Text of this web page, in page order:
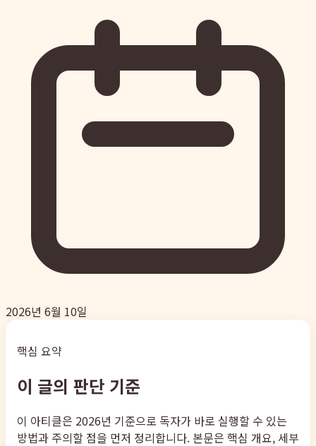
2026년 6월 10일
핵심 요약
이 글의 판단 기준
이 아티클은 2026년 기준으로 독자가 바로 실행할 수 있는
방법과 주의할 점을 먼저 정리합니다. 본문은 핵심 개요, 세부